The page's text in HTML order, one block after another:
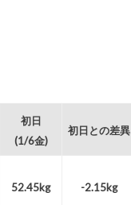
初日
(1/6金)
初日との差異
52.45kg -2.15kg